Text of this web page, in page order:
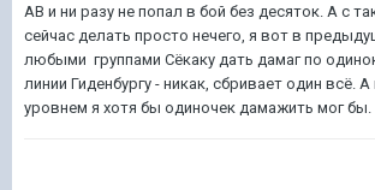
АВ и ни разу не попал в бой без десяток. А с
сейчас делать просто нечего, я вот в
любыми группами Сёкаку дать дамаг по
линии Гиденбургу - никак, сбривает один всё.
уровнем я хотя бы одиночек дамажить мог бы.